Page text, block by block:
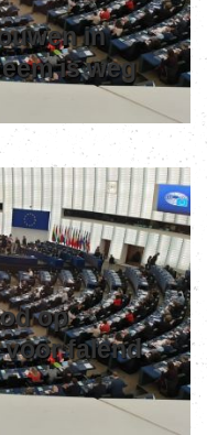
in
is weg
op
falend